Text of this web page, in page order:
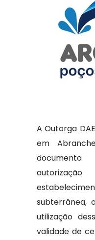
A Outorga
em
subterrânea,
utilização
validade de